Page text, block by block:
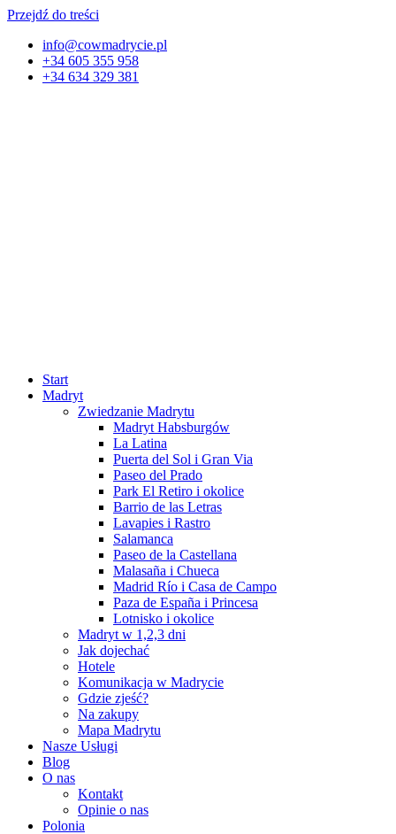
Przejdź do treści
info@cowmadrycie.pl
+34 605 355 958
+34 634 329 381​
Start
Madryt
Zwiedzanie Madrytu
Madryt Habsburgów
La Latina
Puerta del Sol i Gran Via
Paseo del Prado
Park El Retiro i okolice
Barrio de las Letras
Lavapies i Rastro
Salamanca
Paseo de la Castellana
Malasaña i Chueca
Madrid Río i Casa de Campo
Paza de España i Princesa
Lotnisko i okolice
Madryt w 1,2,3 dni
Jak dojechać
Hotele
Komunikacja w Madrycie
Gdzie zjeść?
Na zakupy
Mapa Madrytu
Nasze Usługi
Blog
O nas
Kontakt
Opinie o nas
Polonia